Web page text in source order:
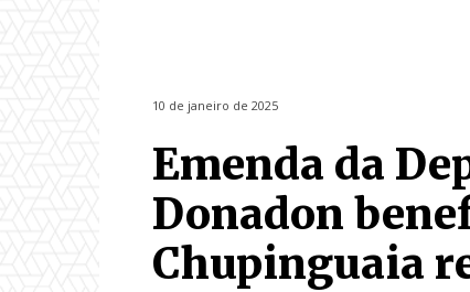
10 de janeiro de 2025
Emenda da
Donadon
Chupinguaia